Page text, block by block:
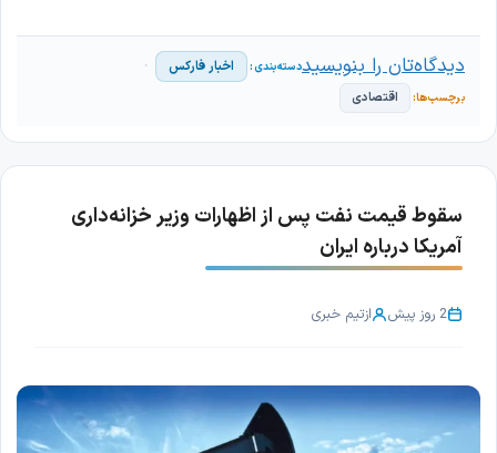
اخبار فارکس
اقتصادی
دیدگاه‌تان را بنویسید
سقوط قیمت نفت پس از اظهارات وزیر خزانه‌داری
آمریکا درباره ایران
2 روز پیش ازتیم خبری